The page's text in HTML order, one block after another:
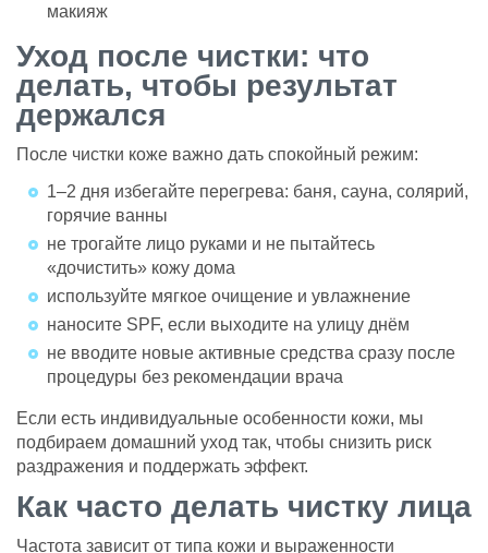
макияж
Уход после чистки: что
делать, чтобы результат
держался
После чистки коже важно дать спокойный режим:
1–2 дня избегайте перегрева: баня, сауна, солярий,
горячие ванны
не трогайте лицо руками и не пытайтесь
«дочистить» кожу дома
используйте мягкое очищение и увлажнение
наносите SPF, если выходите на улицу днём
не вводите новые активные средства сразу после
процедуры без рекомендации врача
Если есть индивидуальные особенности кожи, мы
подбираем домашний уход так, чтобы снизить риск
раздражения и поддержать эффект.
Как часто делать чистку лица
Частота зависит от типа кожи и выраженности